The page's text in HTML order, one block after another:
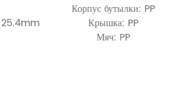
25.4mm
Корпус бутылки: PP
Крышка: PP
Мяч: PP